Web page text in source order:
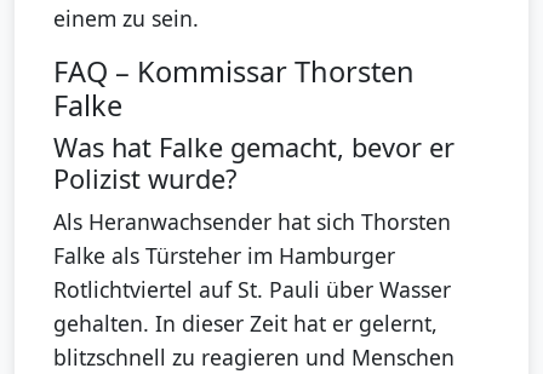
einem zu sein.
FAQ – Kommissar Thorsten
Falke
Was hat Falke gemacht, bevor er
Polizist wurde?
Als Heranwachsender hat sich Thorsten
Falke als Türsteher im Hamburger
Rotlichtviertel auf St. Pauli über Wasser
gehalten. In dieser Zeit hat er gelernt,
blitzschnell zu reagieren und Menschen